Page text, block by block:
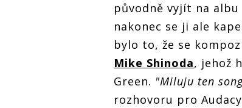
původně vyjít na albu
nakonec se ji ale
bylo to, že se
Mike Shinoda, jehož
Green. "Miluju ten
rozhovoru pro